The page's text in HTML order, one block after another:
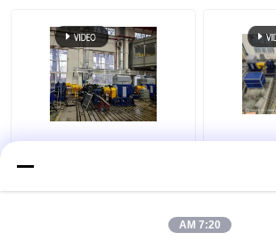
SSCD350-1800-4000
الكهربائي
7:20 AM